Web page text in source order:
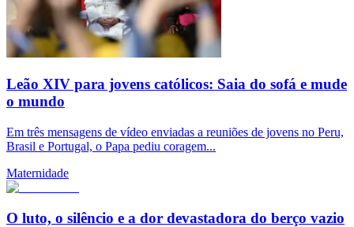
Leão XIV para jovens católicos: Saia do sofá e mude
o mundo
Em três mensagens de vídeo enviadas a reuniões de jovens no Peru,
Brasil e Portugal, o Papa pediu coragem...
Maternidade
O luto, o silêncio e a dor devastadora do berço vazio